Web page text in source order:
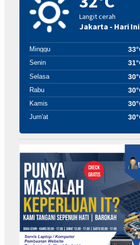
Langit cerah
Jakarta - Hari Ini
Minggu
Senin
Selasa
Rabu
Kamis
Jum'at